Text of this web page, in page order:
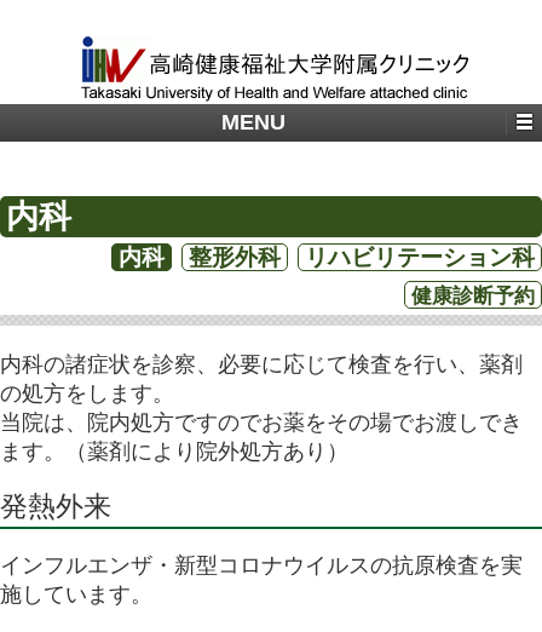
MENU
内科
内科 整形外科 リハビリテーション科
健康診断予約
内科の諸症状を診察、必要に応じて検査を行い、薬剤
の処方をします。
当院は、院内処方ですのでお薬をその場でお渡しでき
ます。（薬剤により院外処方あり）
発熱外来
インフルエンザ・新型コロナウイルスの抗原検査を実
施しています。